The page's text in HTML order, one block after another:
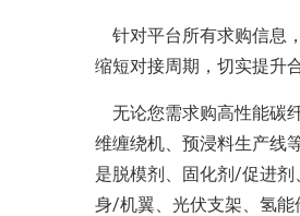
针对平台所有求购信息
缩短对接周期，切实提升
无论您需求购高性能碳
维缠绕机、预浸料生产线
是脱模剂、固化剂/促进
身/机翼、光伏支架、氢